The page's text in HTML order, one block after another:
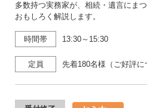
多数持つ実務家が、相続・遺言にま
おもしろく解説します。
時間帯 13:30～15:30
定員 先着180名様（ご好評に